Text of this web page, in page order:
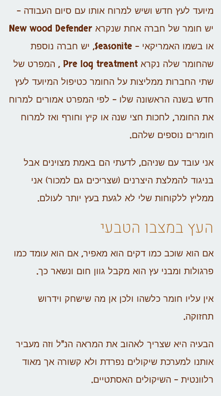
מיועד לעץ חדש ושיש למרוח אותו עם סיום העבודה –
יש חומר של חברה אחת שנקרא New wood Defender
או בשמו האמריקאי – Seasonite, יש חברה נוספת
שהחומר שלה נקרא Pre log treatment , המפרט של
שתי החברות ממליצות על החומר כטיפול המיועד לעץ
חדש בשנה הראשונה שלו – לפי המפרט אמורים למרוח
את החומר, לחכות חצי שנה או קיץ וחורף ואז למרוח
חומרים נוספים שלהם.
אני עובד עם שניהם, לדעתי הם באמת מצוינים אבל
בניגוד להמלצת היצרנים (שצריכים גם למכור) אני
ממליץ ללקוחות שלי לא לגעת בעץ יותר לעולם.
העץ במצבו הטבעי
אם הוא שוכב כמו דקים הוא מאפיר, אם הוא עומד כמו
פרגולות ומבני עץ הוא מקבל גוון חום ונשאר כך.
אין עליו חומר כלשהו ולכן אן מה שישחק וידרוש
תחזוקה.
הבעיה היא שצריך לאהוב את המראה הנ"ל וזה מעביר
אותנו למערכת שיקולים נפרדת ולא קשורה אך מאוד
רלוונטית – השיקולים האסתטיים.